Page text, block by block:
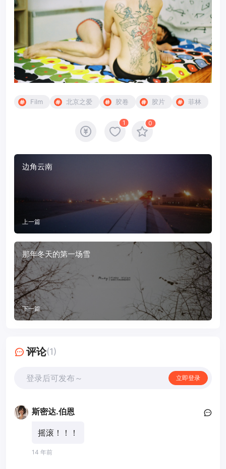
Film 北京之爱 胶卷 胶片 菲林
1 0
边角云南
上一篇
那年冬天的第一场雪
下一篇
评论(1)
登录后可发布～ 立即登录
斯密达.伯恩
摇滚！！！
14 年前